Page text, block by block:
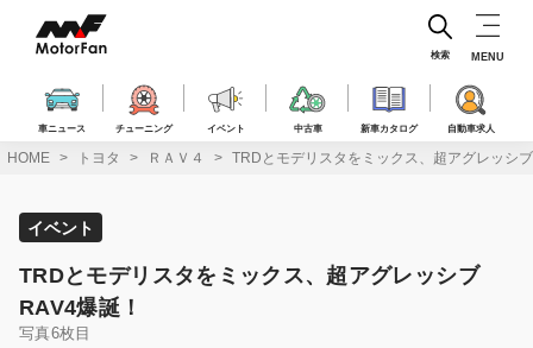
ス
車ニュース チューニング イベント 中古車 新車カタログ 自動車求人
検索 MENU
HOME トヨタ ＲＡＶ４ TRDとモデリスタをミックス、超アグレッシ
イベント
TRDとモデリスタをミックス、超アグレッシブ
RAV4爆誕！
写真6枚目